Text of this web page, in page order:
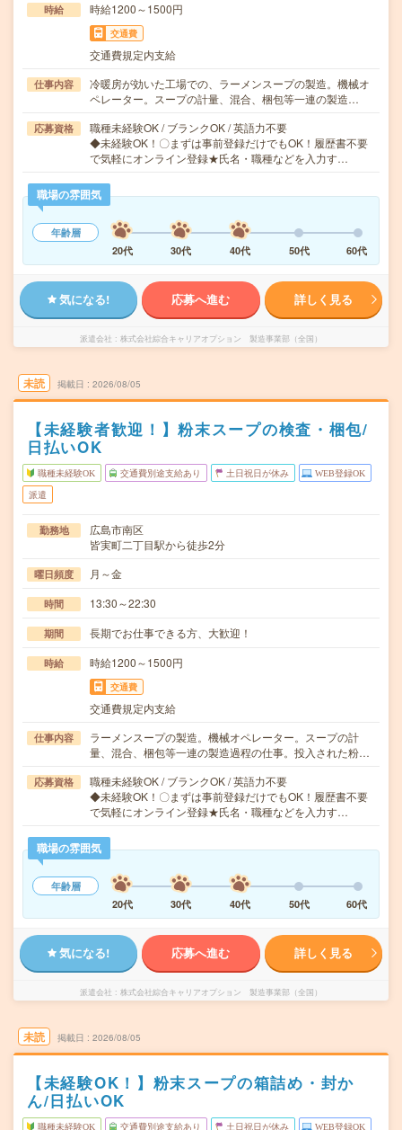
時給 時給1200～1500円
交通費
交通費規定内支給
仕事内容
冷暖房が効いた工場での、ラーメンスープの製造。機械オ
ペレーター。スープの計量、混合、梱包等一連の製造…
応募資格
職種未経験OK / ブランクOK / 英語力不要
◆未経験OK！〇まずは事前登録だけでもOK！履歴書不要
で気軽にオンライン登録★氏名・職種などを入力す…
職場の雰囲気
年齢層
20代
30代 40代 50代 60代
気になる! 応募へ進む 詳しく見る
派遣会社 株式会社綜合キャリアオプション 製造事業部（全国）
未読 掲載日 2026/08/05
【未経験者歓迎！】粉末スープの検査・梱包/
日払いOK
職種未経験OK 交通費別途支給あり 土日祝日が休み WEB登録OK
派遣
勤務地
広島市南区
皆実町二丁目駅から徒歩2分
曜日頻度 月～金
時間 13:30～22:30
期間 長期でお仕事できる方、大歓迎！
時給 時給1200～1500円
交通費
交通費規定内支給
仕事内容
ラーメンスープの製造。機械オペレーター。スープの計
量、混合、梱包等一連の製造過程の仕事。投入された粉…
応募資格
職種未経験OK / ブランクOK / 英語力不要
◆未経験OK！〇まずは事前登録だけでもOK！履歴書不要
で気軽にオンライン登録★氏名・職種などを入力す…
職場の雰囲気
年齢層
20代
30代 40代 50代 60代
気になる! 応募へ進む 詳しく見る
派遣会社 株式会社綜合キャリアオプション 製造事業部（全国）
未読 掲載日 2026/08/05
【未経験OK！】粉末スープの箱詰め・封か
ん/日払いOK
職種未経験OK 交通費別途支給あり 土日祝日が休み WEB登録OK